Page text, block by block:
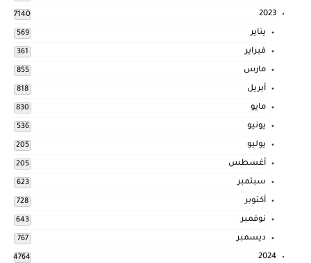
2023
7140
يناير 569
فبراير 361
مارس 855
أبريل 818
مايو 830
يونيو 536
يوليو 205
أغسطس 205
سبتمبر 623
أكتوبر 728
نوفمبر 643
ديسمبر 767
2024
4764